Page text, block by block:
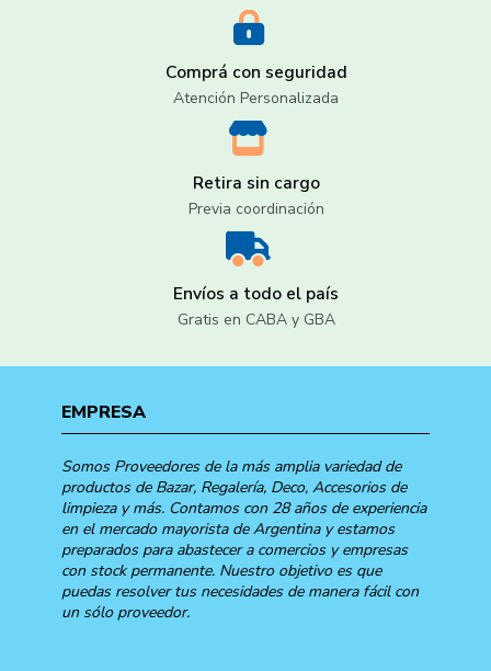
Comprá con seguridad
Atención Personalizada
Retira sin cargo
Previa coordinación
Envíos a todo el país
Gratis en CABA y GBA
EMPRESA
Somos Proveedores de la más amplia variedad de
productos de Bazar, Regalería, Deco, Accesorios de
limpieza y más. Contamos con 28 años de experiencia
en el mercado mayorista de Argentina y estamos
preparados para abastecer a comercios y empresas
con stock permanente. Nuestro objetivo es que
puedas resolver tus necesidades de manera fácil con
un sólo proveedor.